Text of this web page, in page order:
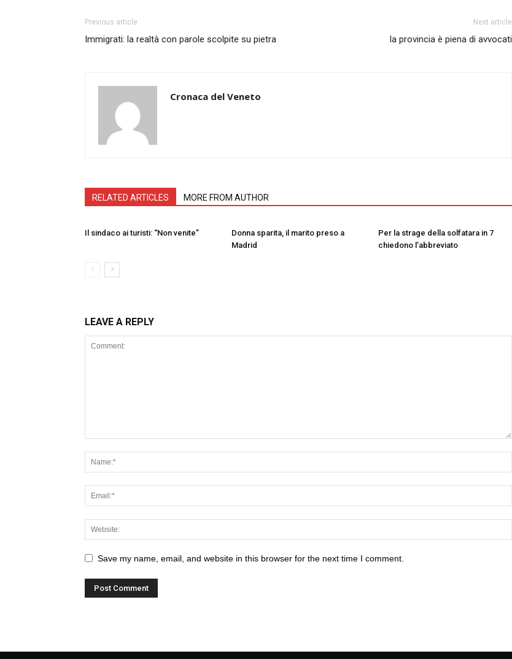
Previous article
Immigrati: la realtà con parole scolpite su pietra
Next article
la provincia è piena di avvocati
Cronaca del Veneto
RELATED ARTICLES MORE FROM AUTHOR
Il sindaco ai turisti: “Non venite”
Donna sparita, il marito preso a
Madrid
Per la strage della solfatara in 7
chiedono l’abbreviato
LEAVE A REPLY
Save my name, email, and website in this browser for the next time I comment.